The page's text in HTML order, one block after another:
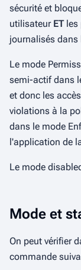
sécurité et
utilisateur ETles
journalisés
Le mode
semi-actif dans
et donc les
violations à la
dans le mode
l'application de
Le mode
Mode et
On peut vérifier
commande